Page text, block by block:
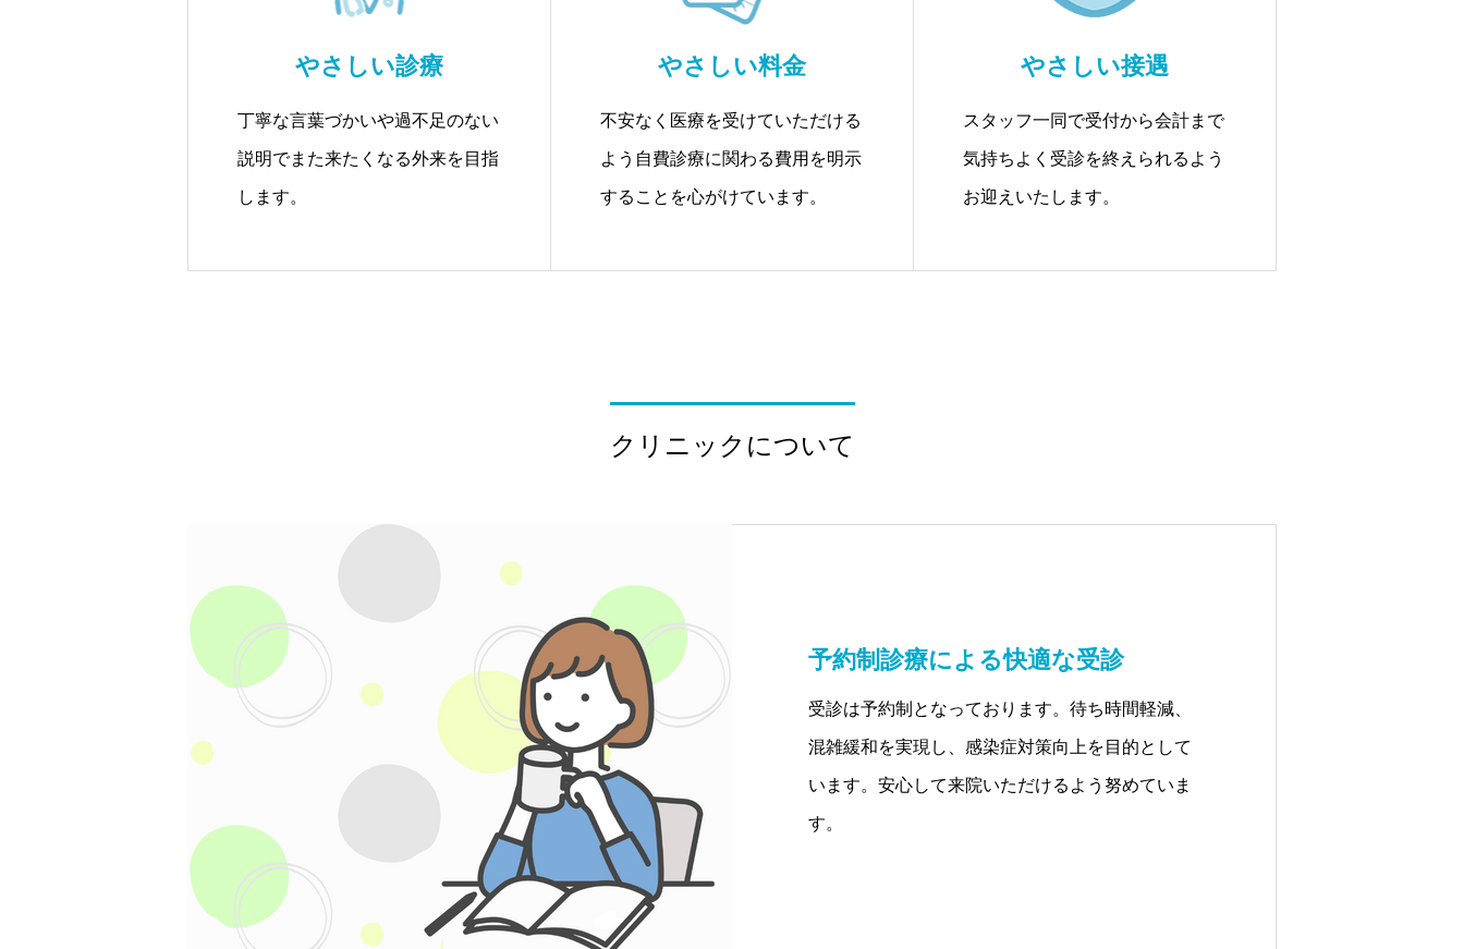
やさしい診療
丁寧な言葉づかいや過不足のない
説明でまた来たくなる外来を目指
します。
やさしい料金
不安なく医療を受けていただける
よう自費診療に関わる費用を明示
することを心がけています。
やさしい接遇
スタッフ一同で受付から会計まで
気持ちよく受診を終えられるよう
お迎えいたします。
クリニックについて
予約制診療による快適な受診
受診は予約制となっております。待ち時間軽減、
混雑緩和を実現し、感染症対策向上を目的として
います。安心して来院いただけるよう努めていま
す。